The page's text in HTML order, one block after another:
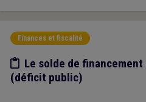
Finances et fiscalité
Etude/chiffres
Le solde de
(déficit public)